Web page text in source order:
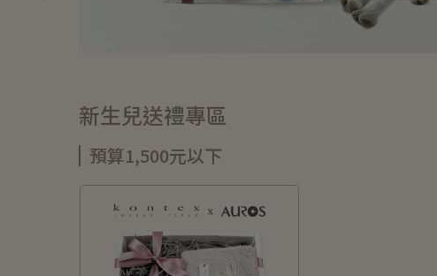
新生兒送禮專區
預算1,500元以下